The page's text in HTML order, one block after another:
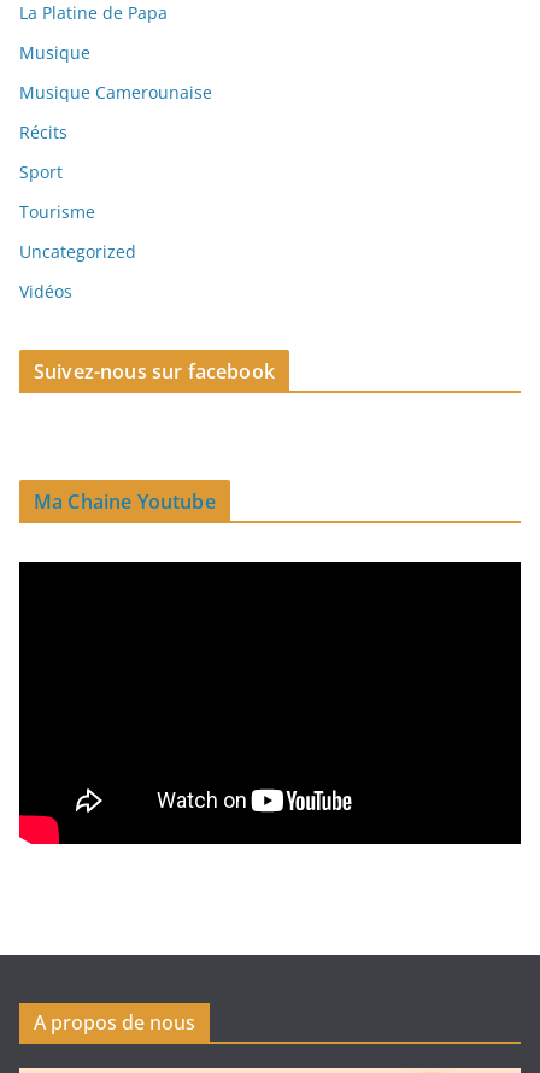
La Platine de Papa
Musique
Musique Camerounaise
Récits
Sport
Tourisme
Uncategorized
Vidéos
Suivez-nous sur facebook
Ma Chaine Youtube
A propos de nous